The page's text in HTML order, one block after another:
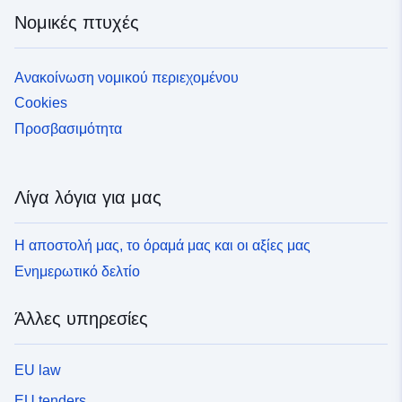
Νομικές πτυχές
Ανακοίνωση νομικού περιεχομένου
Cookies
Προσβασιμότητα
Λίγα λόγια για μας
Η αποστολή μας, το όραμά μας και οι αξίες μας
Ενημερωτικό δελτίο
Άλλες υπηρεσίες
EU law